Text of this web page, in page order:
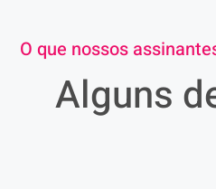
O que nossos
Alguns